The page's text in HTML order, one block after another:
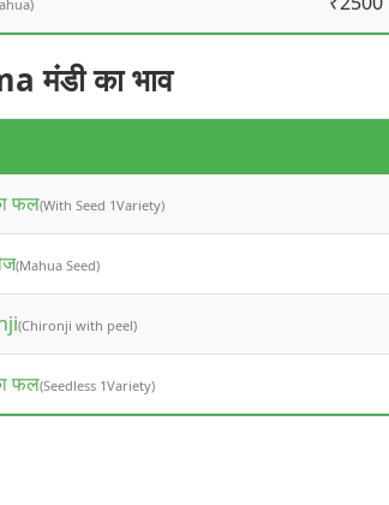
मंडी का भाव
फल(With Seed 1Variety)
(Mahua Seed)
(Chironji with peel)
फल(Seedless 1Variety)